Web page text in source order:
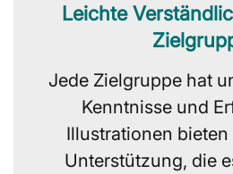
Leichte
Jede Zielgruppe hat
Kenntnisse und
Illustrationen
Unterstützung, die